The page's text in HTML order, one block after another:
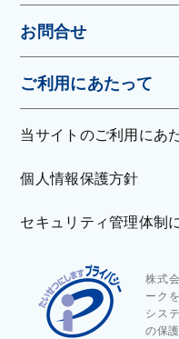
お問合せ
ご利用にあたって
当サイトのご利用にあ
個人情報保護方針
セキュリティ管理体制
株式
ーク
シス
の保